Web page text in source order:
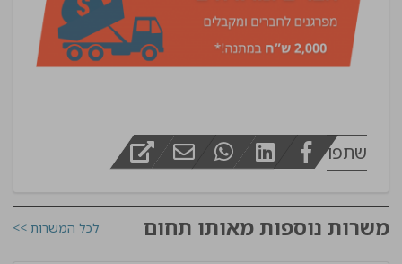
שתפו
משרות נוספות מאותו תחום לכל המשרות >>